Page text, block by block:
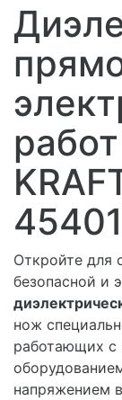
45401
Откройте для
безопасной и
нож
работающих с
напряжением в